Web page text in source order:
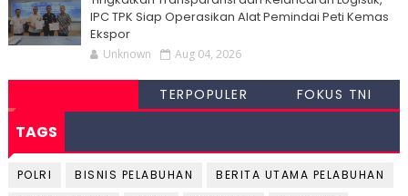
IPC TPK Siap Operasikan Alat Pemindai Peti Kemas
Ekspor
Unknown Aug 04, 2026
TERPOPULER FOKUS TNI
TAGS
POLRI BISNIS PELABUHAN
BERITA UTAMA PELABUHAN